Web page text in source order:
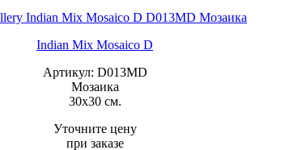
Indian Mix Mosaico D
Артикул: D013MD
Мозаика
30x30 см.
Уточните цену
при заказе